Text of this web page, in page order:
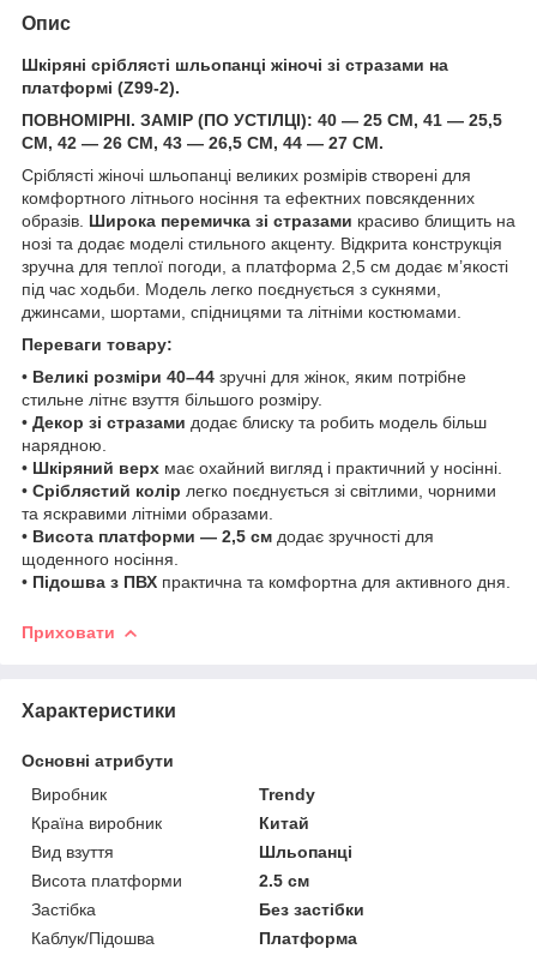
Опис
Шкіряні сріблясті шльопанці жіночі зі стразами на
платформі (Z99-2).
ПОВНОМІРНІ. ЗАМІР (ПО УСТІЛЦІ): 40 — 25 СМ, 41 — 25,5
СМ, 42 — 26 СМ, 43 — 26,5 СМ, 44 — 27 СМ.
Сріблясті жіночі шльопанці великих розмірів створені для
комфортного літнього носіння та ефектних повсякденних
образів. Широка перемичка зі стразами красиво блищить на
нозі та додає моделі стильного акценту. Відкрита конструкція
зручна для теплої погоди, а платформа 2,5 см додає м’якості
під час ходьби. Модель легко поєднується з сукнями,
джинсами, шортами, спідницями та літніми костюмами.
Переваги товару:
• Великі розміри 40–44 зручні для жінок, яким потрібне
стильне літнє взуття більшого розміру.
• Декор зі стразами додає блиску та робить модель більш
нарядною.
• Шкіряний верх має охайний вигляд і практичний у носінні.
• Сріблястий колір легко поєднується зі світлими, чорними
та яскравими літніми образами.
• Висота платформи — 2,5 см додає зручності для
щоденного носіння.
• Підошва з ПВХ практична та комфортна для активного дня.
Приховати
Характеристики
Основні атрибути
Виробник
Trendy
Країна виробник
Китай
Вид взуття
Шльопанці
Висота платформи
2.5 см
Застібка
Без застібки
Каблук/Підошва
Платформа